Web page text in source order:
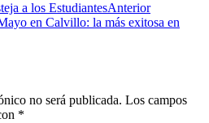
a los EstudiantesAnterior
en Calvillo: la más exitosa en
no será publicada. Los campos
*